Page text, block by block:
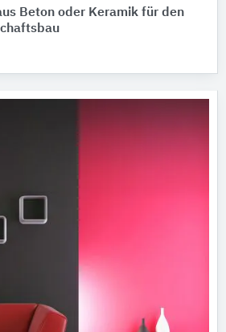
Beton oder Keramik für den